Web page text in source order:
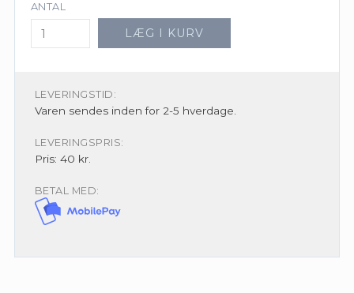
ANTAL
LÆG I KURV
LEVERINGSTID:
Varen sendes inden for 2-5 hverdage.
LEVERINGSPRIS:
Pris: 40 kr.
BETAL MED: